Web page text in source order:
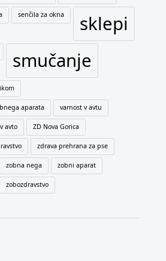
senčila za okna sklepi
smučanje
aparata varnost v avtu
avto ZD Nova Gorica
zdrava prehrana za pse
zobna nega zobni aparat
zobozdravstvo